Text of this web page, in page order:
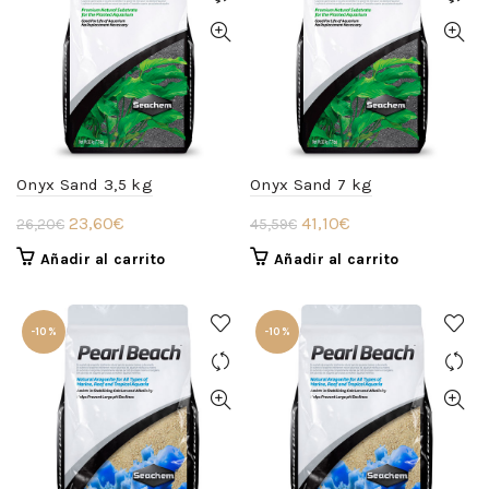
Onyx Sand 3,5 kg
26,20€ El
precio
era:
26,20€.
23,60€
precio
es:
Añadir al carrito
Onyx Sand 7 kg
45,59€ El
precio
era:
45,59€.
41,10€
precio
es:
Añadir al carrito
-10% -10%